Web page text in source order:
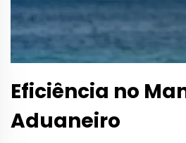
Eficiência no
Aduaneiro